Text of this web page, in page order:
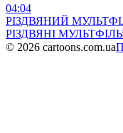
04:04
РІЗДВЯНИЙ
РІЗДВЯНІ
© 2026 cartoons.com.ua